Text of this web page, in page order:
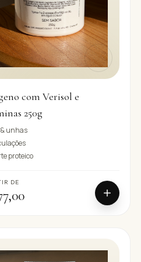
com Verisol e
250g
unhas
proteico
DE